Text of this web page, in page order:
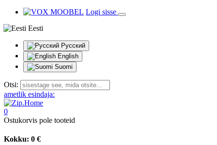
Logi sisse
Eesti
Русский
English
Suomi
Otsi:
ametlik esindaja:
0
Ostukorvis pole tooteid
Kokku: 0 €